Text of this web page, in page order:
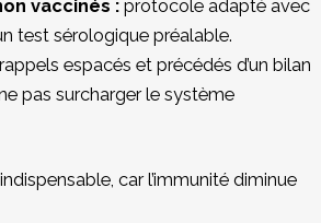
vaccinés :protocole adapté avec
test sérologique préalable.
espacés et précédés d’un bilan
pas surcharger le système
car l’immunité diminue